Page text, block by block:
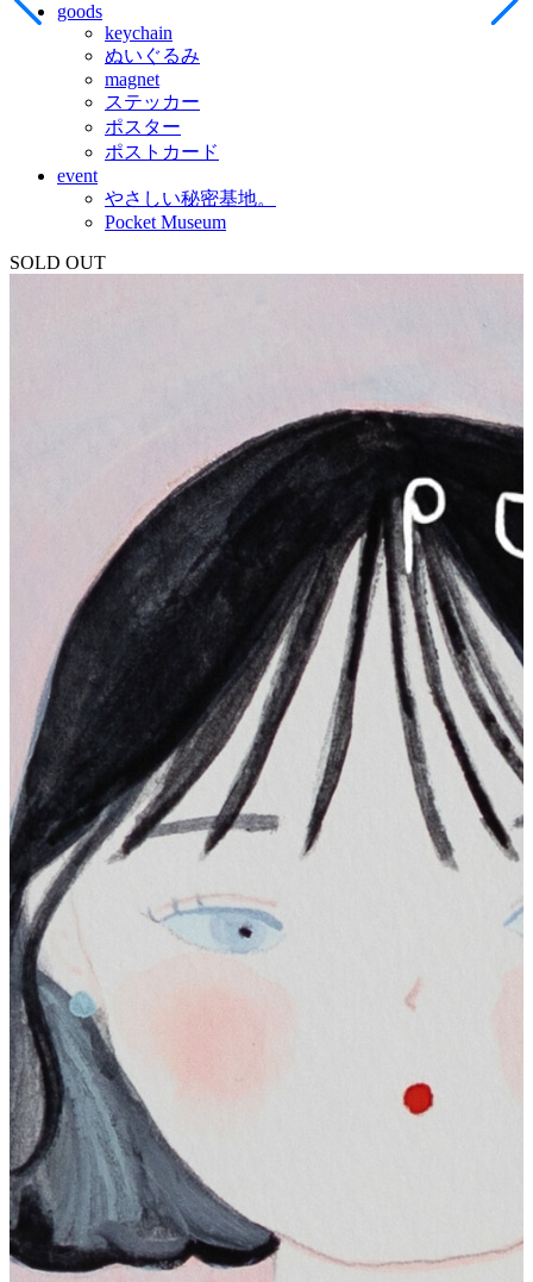
goods
keychain
ぬいぐるみ
magnet
ステッカー
ポスター
ポストカード
event
やさしい秘密基地。
Pocket Museum
SOLD OUT